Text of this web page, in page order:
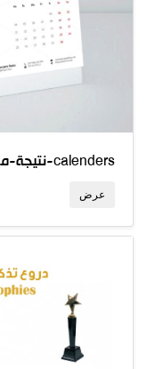
نتيجة-مكتب-calenders
عرض